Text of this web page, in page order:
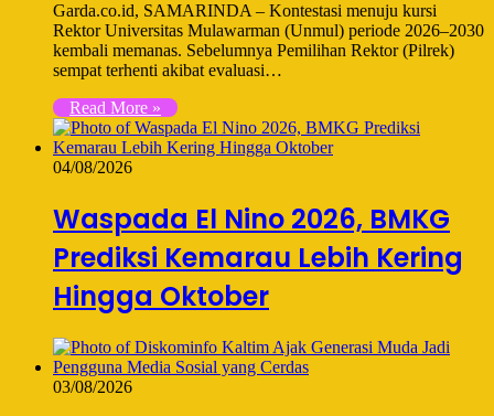
Garda.co.id, SAMARINDA – Kontestasi menuju kursi
Rektor Universitas Mulawarman (Unmul) periode 2026–2030
kembali memanas. Sebelumnya Pemilihan Rektor (Pilrek)
sempat terhenti akibat evaluasi…
Read More »
04/08/2026
Waspada El Nino 2026, BMKG
Prediksi Kemarau Lebih Kering
Hingga Oktober
03/08/2026